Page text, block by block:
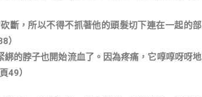
，所以不得不抓著他的頭髮切下連在一起的部
）
脖子也開始流血了。因為疼痛，它啍啍呀呀地
49）